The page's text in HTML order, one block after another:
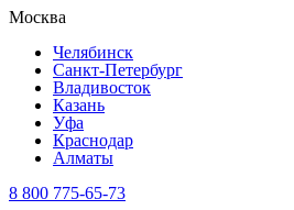
Москва
Челябинск
Санкт-Петербург
Владивосток
Казань
Уфа
Краснодар
Алматы
8 800 775-65-73